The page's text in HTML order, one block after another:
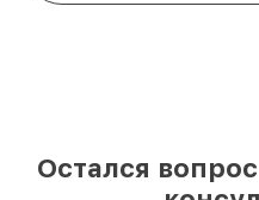
Остался